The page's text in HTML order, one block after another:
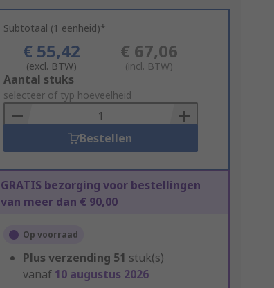
Subtotaal (1 eenheid)*
€ 55,42
(excl. BTW)
€ 67,06
(incl. BTW)
Add
to
Basket
Aantal stuks
selecteer of typ hoeveelheid
Bestellen
GRATIS bezorging voor bestellingen
van meer dan € 90,00
Op voorraad
Plus verzending 51 stuk(s)
vanaf 10 augustus 2026